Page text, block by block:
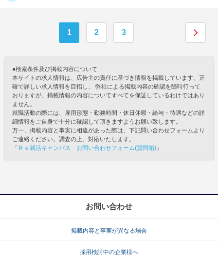
1 2 3
●検索条件及び掲載内容について
本サイトの求人情報は、広告主の責任に基づき情報を掲載しています。正
確で詳しい求人情報を目指し、 弊社による掲載内容の確認を随時行って
おりますが、掲載情報の内容についてすべてを保証しているわけではあり
ません。
就職活動の際には、雇用形態・勤務時間・休日休暇・給与・待遇などの詳
細情報をご自身で十分に確認して頂きますようお願い致します。
万一、掲載内容と事実に相違があった際は、下記問い合わせフォームより
ご連絡ください。調査の上、対応いたします。
「 Ｒｅ就活キャンパス お問い合わせフォーム(質問箱) 」
お問い合わせ
掲載内容と事実が異なる場合
採用検討中の企業様へ